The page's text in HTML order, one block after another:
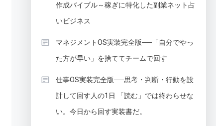
作成バイブル～稼ぎに特化した副業ネット占
いビジネス
マネジメントOS実装完全版──「自分でやっ
た方が早い」を捨ててチームで回す
仕事OS実装完全版──思考・判断・行動を設
計して回す人の1日 「読む」では終わらせな
い。今日から回す実装書だ。